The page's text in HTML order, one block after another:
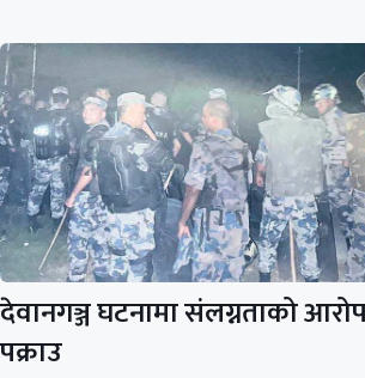
देवानगञ्ज घटनामा संलग्नताको
पक्राउ